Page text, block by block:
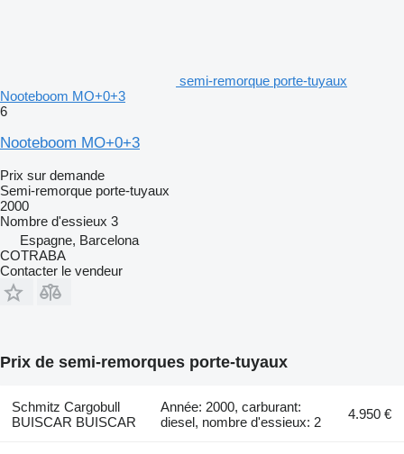
semi-remorque porte-tuyaux
Nooteboom MO+0+3
6
Nooteboom MO+0+3
Prix sur demande
Semi-remorque porte-tuyaux
2000
Nombre d'essieux 3
Espagne, Barcelona
COTRABA
Contacter le vendeur
Prix de semi-remorques porte-tuyaux
Schmitz Cargobull
BUISCAR BUISCAR
Année: 2000, carburant:
diesel, nombre d'essieux: 2
4.950 €